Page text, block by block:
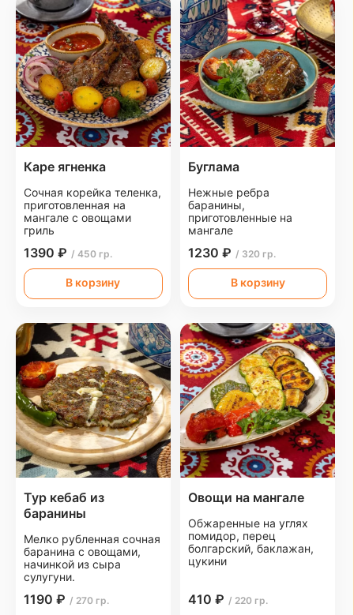
Каре ягненка
Сочная корейка теленка,
приготовленная на
мангале с овощами
гриль
1390 ₽ / 450 гр.
В корзину
Буглама
Нежные ребра
баранины,
приготовленные на
мангале
1230 ₽ / 320 гр.
В корзину
Тур кебаб из
баранины
Мелко рубленная сочная
баранина с овощами,
начинкой из сыра
сулугуни.
1190 ₽ / 270 гр.
Овощи на мангале
Обжаренные на углях
помидор, перец
болгарский, баклажан,
цукини
410 ₽ / 220 гр.